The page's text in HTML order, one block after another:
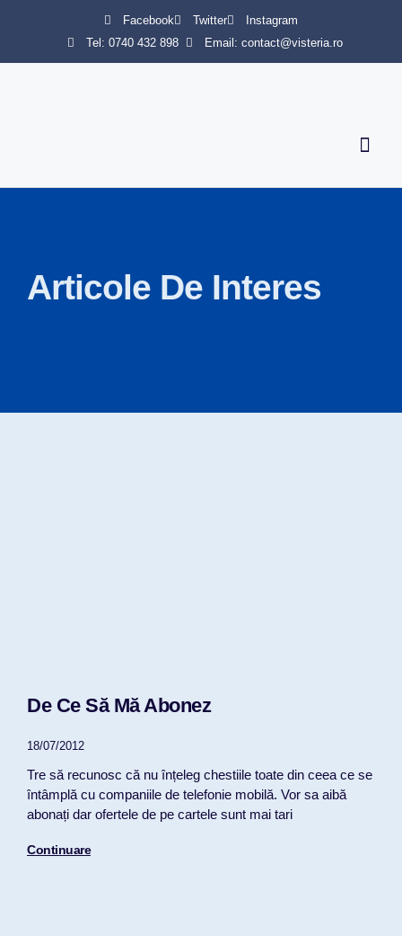
Facebook Twitter
Instagram
Tel: 0740 432 898
Email: contact@visteria.ro
Articole De Interes
De Ce Să Mă Abonez
18/07/2012
Tre să recunosc că nu înțeleg chestiile toate din ceea ce se
întâmplă cu companiile de telefonie mobilă. Vor sa aibă
abonați dar ofertele de pe cartele sunt mai tari
Continuare